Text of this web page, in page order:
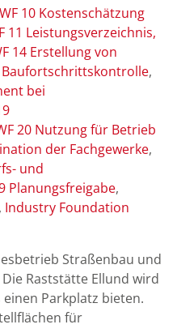
10 Kostenschätzung
11 Leistungsverzeichnis,
14 Erstellung von
Baufortschrittskontrolle
bei
20 Nutzung für Betrieb
der Fachgewerke
und
Planungsfreigabe
Industry Foundation
Straßenbau und
Raststätte Ellund wird
Parkplatz bieten.
für